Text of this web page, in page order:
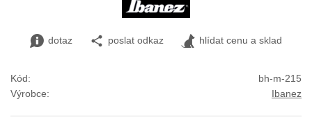
dotaz poslat odkaz hlídat cenu a sklad
Kód:
bh-m-215
Výrobce:
Ibanez